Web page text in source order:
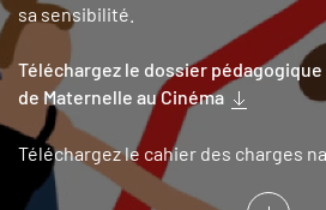
sa sensibilité.
Téléchargez le dossier
de Maternelle au Cinéma
Téléchargez le cahier des charges